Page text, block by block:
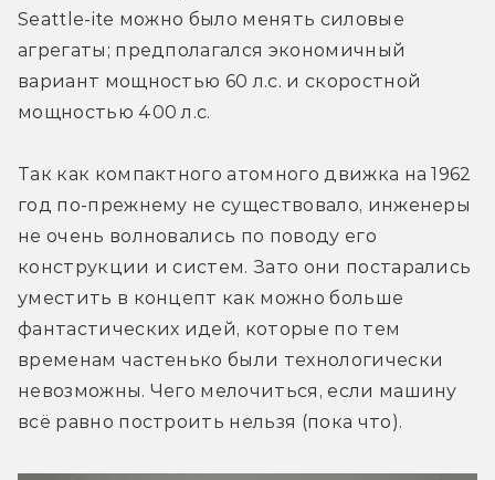
Seattle-ite можно было менять силовые
агрегаты; предполагался экономичный
вариант мощностью 60 л.с. и скоростной
мощностью 400 л.с.
Так как компактного атомного движка на 1962
год по-прежнему не существовало, инженеры
не очень волновались по поводу его
конструкции и систем. Зато они постарались
уместить в концепт как можно больше
фантастических идей, которые по тем
временам частенько были технологически
невозможны. Чего мелочиться, если машину
всё равно построить нельзя (пока что).